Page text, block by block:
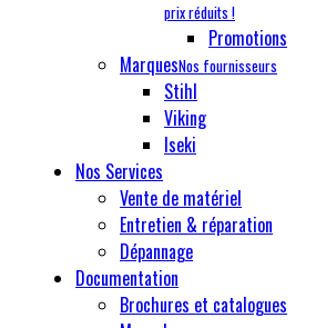
prix réduits !
Promotions
MarquesNos fournisseurs
Stihl
Viking
Iseki
Nos Services
Vente de matériel
Entretien & réparation
Dépannage
Documentation
Brochures et catalogues